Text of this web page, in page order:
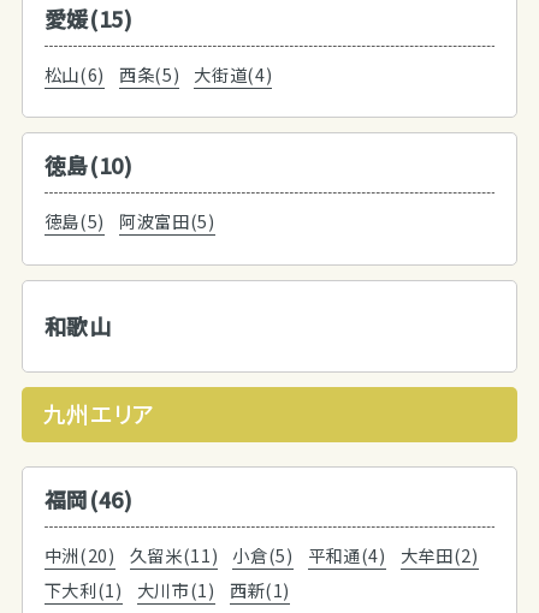
愛媛(15)
松山(6) 西条(5) 大街道(4)
徳島(10)
徳島(5) 阿波富田(5)
和歌山
九州エリア
福岡(46)
中洲(20) 久留米(11) 小倉(5) 平和通(4)
大牟田(2)
下大利(1)
大川市(1)
西新(1)